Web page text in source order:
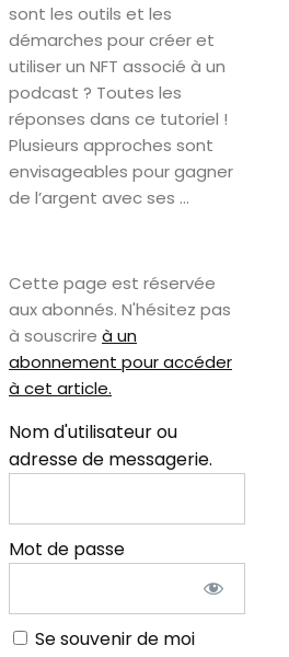
sont les outils et les
démarches pour créer et
utiliser un NFT associé à un
podcast ? Toutes les
réponses dans ce tutoriel !
Plusieurs approches sont
envisageables pour gagner
de l’argent avec ses ...
Cette page est réservée
aux abonnés. N'hésitez pas
à souscrire à un
abonnement pour accéder
à cet article.
Nom d'utilisateur ou
adresse de messagerie.
Mot de passe
Se souvenir de moi